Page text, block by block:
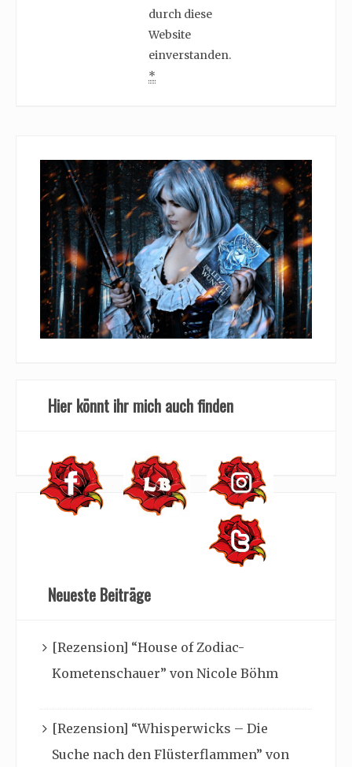
durch diese
Website
einverstanden.
*
Hier könnt ihr mich auch finden
Neueste Beiträge
[Rezension] “House of Zodiac-
Kometenschauer” von Nicole Böhm
[Rezension] “Whisperwicks – Die
Suche nach den Flüsterflammen” von